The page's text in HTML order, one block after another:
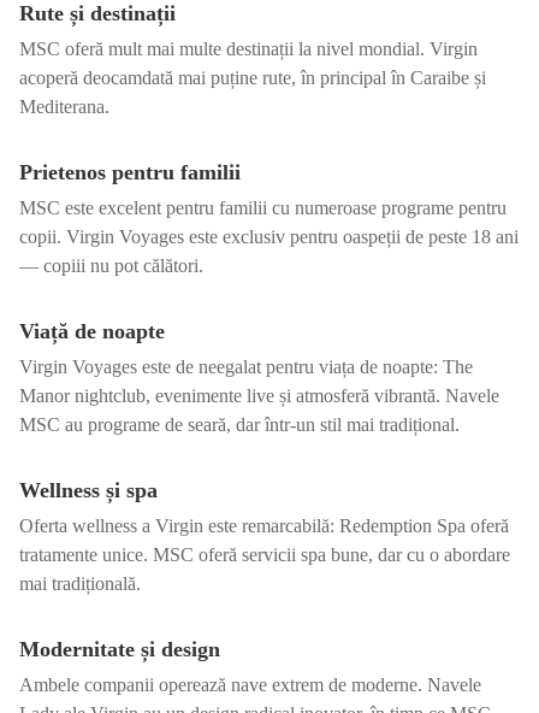
Rute și destinații
MSC oferă mult mai multe destinații la nivel mondial. Virgin
acoperă deocamdată mai puține rute, în principal în Caraibe și
Mediterana.
Prietenos pentru familii
MSC este excelent pentru familii cu numeroase programe pentru
copii. Virgin Voyages este exclusiv pentru oaspeții de peste 18 ani
— copiii nu pot călători.
Viață de noapte
Virgin Voyages este de neegalat pentru viața de noapte: The
Manor nightclub, evenimente live și atmosferă vibrantă. Navele
MSC au programe de seară, dar într-un stil mai tradițional.
Wellness și spa
Oferta wellness a Virgin este remarcabilă: Redemption Spa oferă
tratamente unice. MSC oferă servicii spa bune, dar cu o abordare
mai tradițională.
Modernitate și design
Ambele companii operează nave extrem de moderne. Navele